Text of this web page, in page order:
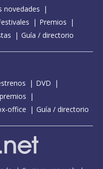
novedades
Premios
Guía / directorio
DVD
office Guía / directorio